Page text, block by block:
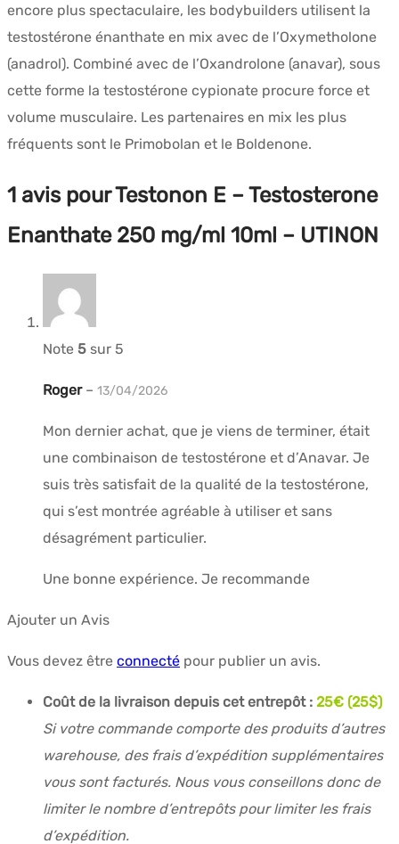
encore plus spectaculaire, les bodybuilders utilisent la
testostérone énanthate en mix avec de l’Oxymetholone
(anadrol). Combiné avec de l’Oxandrolone (anavar), sous
cette forme la testostérone cypionate procure force et
volume musculaire. Les partenaires en mix les plus
fréquents sont le Primobolan et le Boldenone.
1 avis pourTestonon E – Testosterone
Enanthate 250 mg/ml 10ml – UTINON
Note 5 sur 5
Roger – 13/04/2026
Mon dernier achat, que je viens de terminer, était
une combinaison de testostérone et d’Anavar. Je
suis très satisfait de la qualité de la testostérone,
qui s’est montrée agréable à utiliser et sans
désagrément particulier.
Une bonne expérience. Je recommande
Ajouter un Avis
Vous devez être connecté pour publier un avis.
Coût de la livraison depuis cet entrepôt : 25€ (25$)
Si votre commande comporte des produits d’autres
warehouse, des frais d’expédition supplémentaires
vous sont facturés. Nous vous conseillons donc de
limiter le nombre d’entrepôts pour limiter les frais
d’expédition.